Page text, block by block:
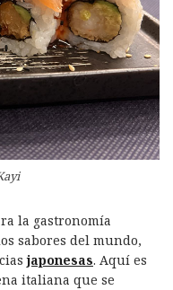
la gastronomía
sabores del mundo,
japonesas. Aquí es
italiana que se